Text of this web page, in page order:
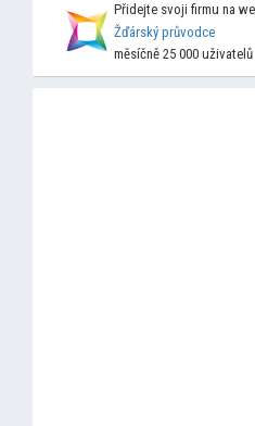
Přidejte svoji firmu na
Žďárský průvodce
měsíčně 25 000 uživatelů